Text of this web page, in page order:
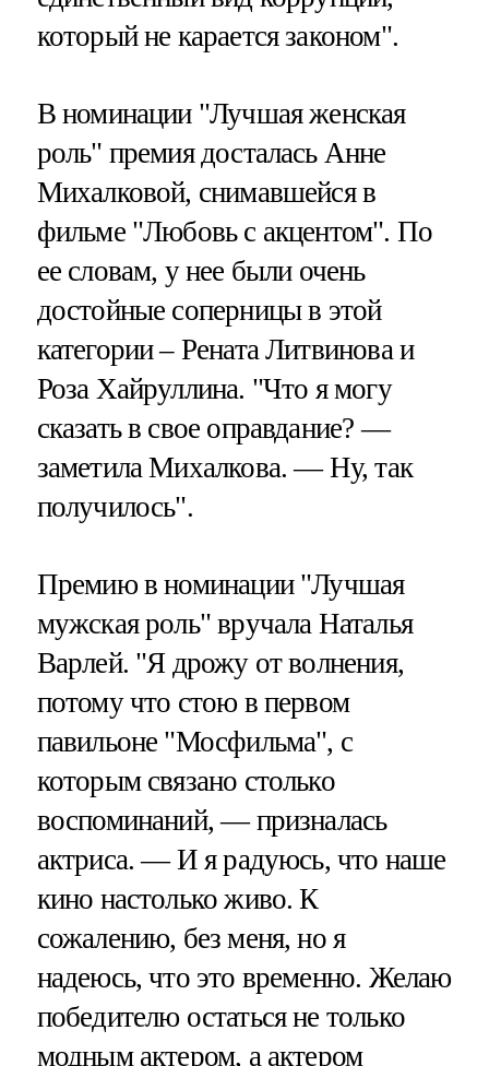
который не карается законом".
В номинации "Лучшая женская
роль" премия досталась Анне
Михалковой, снимавшейся в
фильме "Любовь с акцентом". По
ее словам, у нее были очень
достойные соперницы в этой
категории – Рената Литвинова и
Роза Хайруллина. "Что я могу
сказать в свое оправдание? —
заметила Михалкова. — Ну, так
получилось".
Премию в номинации "Лучшая
мужская роль" вручала Наталья
Варлей. "Я дрожу от волнения,
потому что стою в первом
павильоне "Мосфильма", с
которым связано столько
воспоминаний, — призналась
актриса. — И я радуюсь, что наше
кино настолько живо. К
сожалению, без меня, но я
надеюсь, что это временно. Желаю
победителю остаться не только
модным актером, а актером